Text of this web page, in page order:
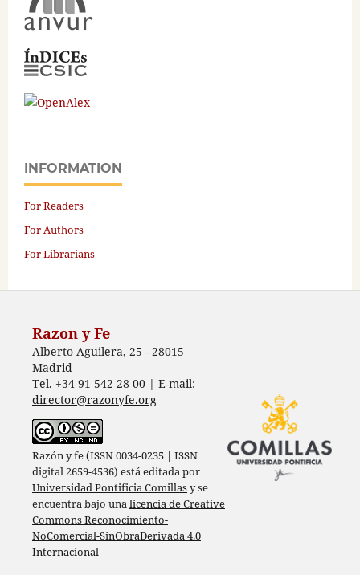
INFORMATION
For Readers
For Authors
For Librarians
Razon y Fe
Alberto Aguilera, 25 - 28015
Madrid
Tel. +34 91 542 28 00 | E-mail:
director@razonyfe.org
Razón y fe (ISSN 0034-0235 | ISSN
digital 2659-4536) está editada por
Universidad Pontificia Comillasy se
encuentra bajo unalicencia de Creative
Commons Reconocimiento-
NoComercial-SinObraDerivada 4.0
Internacional